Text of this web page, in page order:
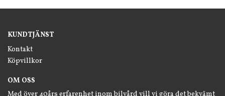
KUNDTJÄNST
Kontakt
Köpvillkor
OM OSS